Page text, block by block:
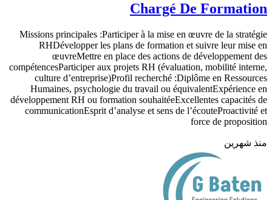
Chargé De Formation
Missions principales :Participer à la mise en œuvre de la stratégie
RHDévelopper les plans de formation et suivre leur mise en
œuvreMettre en place des actions de développement des
compétencesParticiper aux projets RH (évaluation, mobilité interne,
culture d’entreprise)Profil recherché :Diplôme en Ressources
Humaines, psychologie du travail ou équivalentExpérience en
développement RH ou formation souhaitéeExcellentes capacités de
communicationEsprit d’analyse et sens de l’écouteProactivité et
force de proposition
منذ شهرين